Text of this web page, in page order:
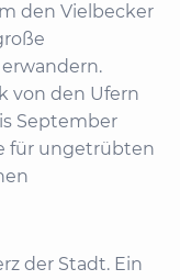
den Vielbecker
von den Ufern
September
für ungetrübten
der Stadt. Ein